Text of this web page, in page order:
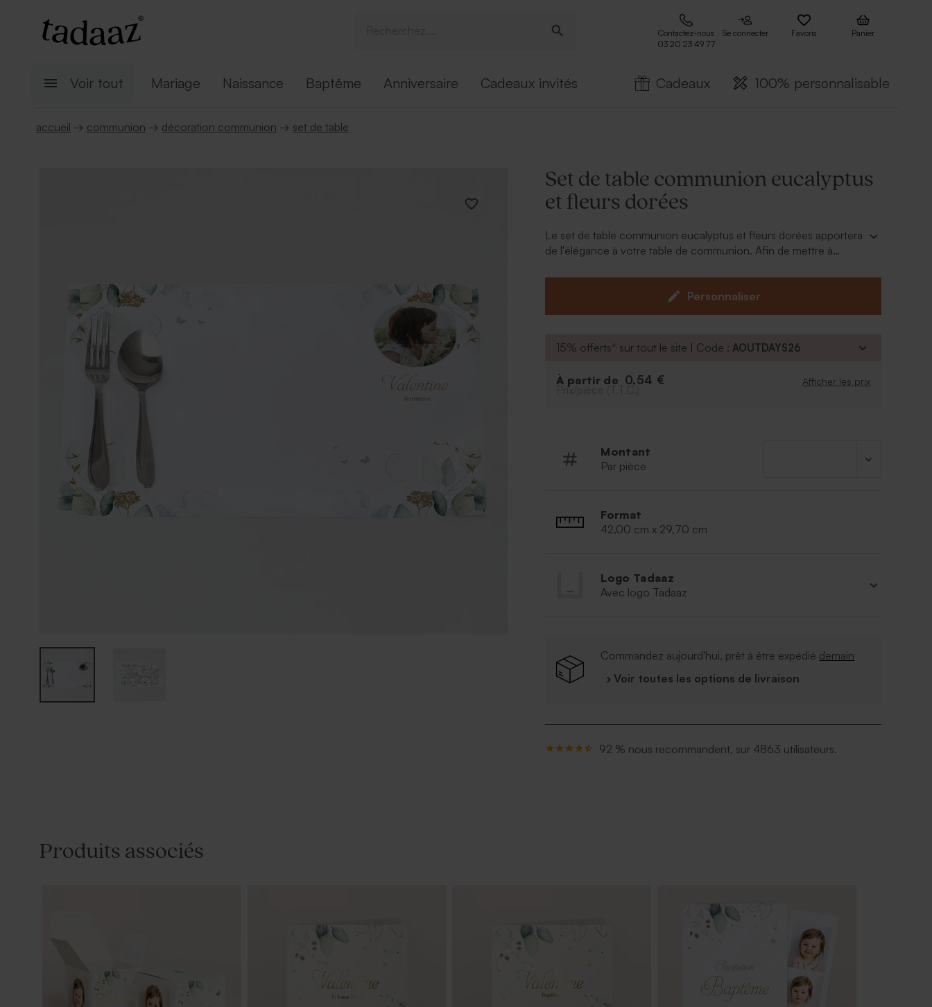
Contactez-nous
03 20 23 49 77
Se connecter Favoris Panier
Voir tout Mariage Naissance Baptême Anniversaire Cadeaux invités Cadeaux 100% personnalisable
accueil → communion → décoration communion → set de table
Set de table communion eucalyptus
et fleurs dorées
Le set de table communion eucalyptus et fleurs dorées apportera
de l'élégance à votre table de communion. Afin de mettre à
communion avec son prénom. Complétez votre décoration de
table communion avec les ronds de serviette et les cartes menus
de communion issus de la même collection.
Personnaliser
15% offerts* sur tout le site | Code :AOUTDAYS26
À partir de 0,54 € Afficher les prix
Prix/pièce (T.T.C.)
Montant
Par pièce
Format
42,00 cm x 29,70 cm
Logo Tadaaz
Avec logo Tadaaz
Commandez aujourd'hui, prêt à être expédié demain
› Voir toutes les options de livraison
92 % nous recommandent, sur 4863 utilisateurs.
Produits associés